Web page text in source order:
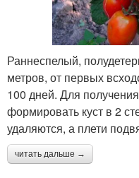
Раннеспелый,
метров, от первых
100 дней. Для
формировать куст в 2
удаляются, а плети
читать дальше →